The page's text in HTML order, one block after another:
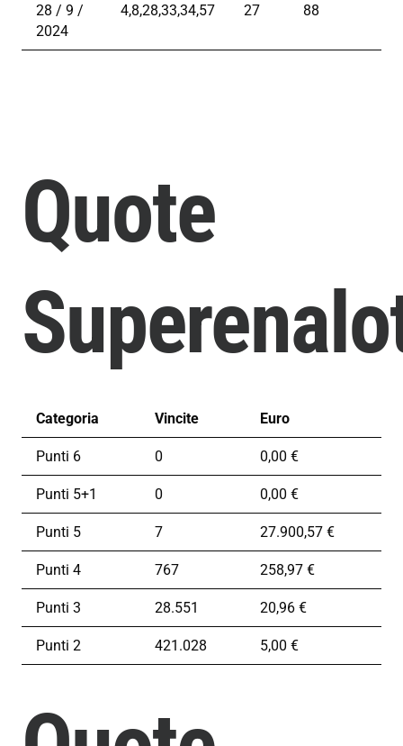
28 / 9 /
2024
4,8,28,33,34,57 27 88
Quote
Categoria Vincite Euro
Punti 6 0 0,00 €
Punti 5+1 0 0,00 €
Punti 5 7 27.900,57 €
Punti 4 767 258,97 €
Punti 3 28.551 20,96 €
Punti 2 421.028 5,00 €